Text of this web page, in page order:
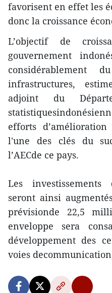
favorisent en effet les
donc la croissance
L’objectif de
gouvernement
considérablement
infrastructures,
adjoint du
efforts
l'une des clés du
l’AECde ce pays.
Les investissements
seront ainsi
prévisionde 22,5
enveloppe sera
développement des
voies